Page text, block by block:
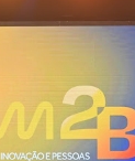
cuidados com
“Nós não
temos em
influenza
vírus